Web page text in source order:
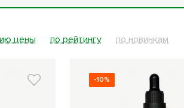
Книги Гарбузова
цены по рейтингу по новинкам
-10%